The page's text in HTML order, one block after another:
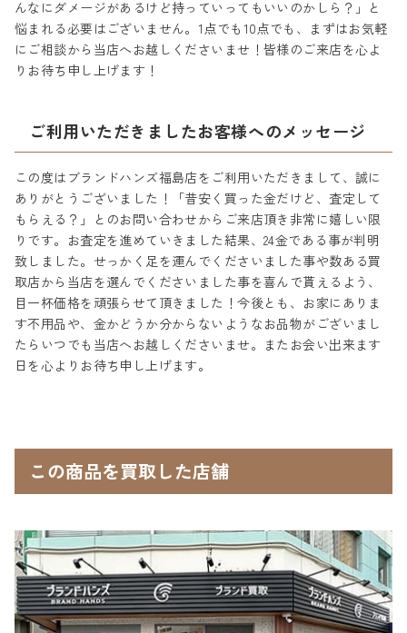
んなにダメージがあるけど持っていってもいいのかしら？」と
悩まれる必要はございません。1点でも10点でも、まずはお気軽
にご相談から当店へお越しくださいませ！皆様のご来店を心よ
りお待ち申し上げます！
ご利用いただきましたお客様へのメッセージ
この度はブランドハンズ福島店をご利用いただきまして、誠に
ありがとうございました！「昔安く買った金だけど、査定して
もらえる？」とのお問い合わせからご来店頂き非常に嬉しい限
りです。お査定を進めていきました結果、24金である事が判明
致しました。せっかく足を運んでくださいました事や数ある買
取店から当店を選んでくださいました事を喜んで貰えるよう、
目一杯価格を頑張らせて頂きました！今後とも、お家にありま
す不用品や、金かどうか分からないようなお品物がございまし
たらいつでも当店へお越しくださいませ。またお会い出来ます
日を心よりお待ち申し上げます。
この商品を買取した店舗